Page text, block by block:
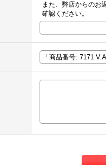
また、弊店からのお
確認ください。